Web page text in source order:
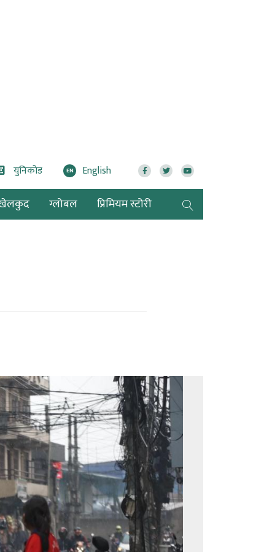
युनिकोड EN English
ग्लोबल प्रिमियम स्टोरी